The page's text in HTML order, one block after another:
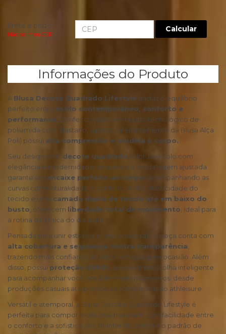
Frete e prazo:
Não sei meu CEP
Calcular
Informações do Produto
A Blusa Decote Quadrado Lifestyle traduz o equilíbrio
perfeito entre estilo contemporâneo, conforto e
performance . Confeccionada em tecido tecnológico de
poliamida com elastano, a peça (diferentemente da Blusa Alça
Poli) possui alta compressão e modela o corpo.
Seu design com decote quadrado valoriza o colo com
elegância e modernidade, enquanto a modelagem ajustada
garante um encaixe perfeito ao corpo , acompanhando as
curvas com naturalidade e conforto. A alta elasticidade do
tecido e uma camada dupla de tecido até em baixo do
busto , oferecem liberdade total de movimento , ideal para
a rotina dinâmica do dia a dia.
Pensada para unir estética e funcionalidade, a peça conta com
alta cobertura e segurança contra transparência
trazendo mais confiança ao vestir em qualquer ocasião. Além
disso, possui proteção UV50+ , sendo uma escolha inteligente
para acompanhar você em diferentes momentos: desde
produções casuais até propostas com inspiração athleisure.
Versátil e atemporal, a Blusa Decote Quadrado Lifestyle é
perfeita para compor looks que transitam com facilidade entre
o conforto e a sofisticação, mantendo sempre o padrão de